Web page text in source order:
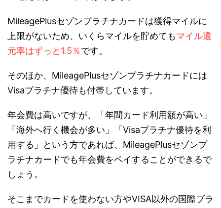
MileagePlusセゾンプラチナカードは獲得マイルに
上限がないため、いくらマイルを貯めてもマイル還
元率はずっと1.5％です。
そのほか、MileagePlusセゾンプラチナカードには
Visaプラチナ優待も付帯しています。
年会費は高いですが、「年間カード利用額が高い」
「海外へ行く機会が多い」「Visaプラチナ優待を利
用する」という方であれば、MileagePlusセゾンプ
ラチナカードでも年会費をペイすることができるで
しょう。
そこまでカードを使わない方やVISA以外の国際ブラ